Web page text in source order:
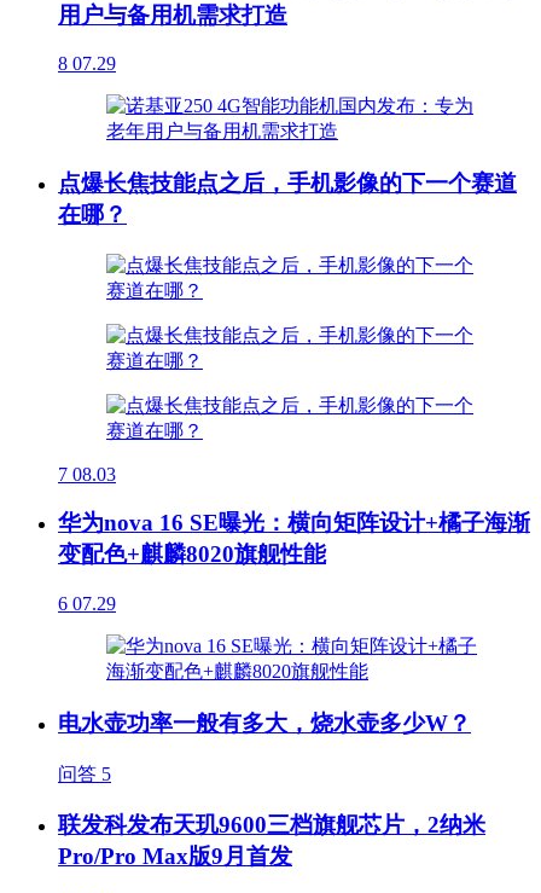
用户与备用机需求打造
8 07.29
点爆长焦技能点之后，手机影像的下一个赛道
在哪？
7 08.03
华为nova 16 SE曝光：横向矩阵设计+橘子海渐
变配色+麒麟8020旗舰性能
6 07.29
电水壶功率一般有多大，烧水壶多少W？
问答 5
联发科发布天玑9600三档旗舰芯片，2纳米
Pro/Pro Max版9月首发